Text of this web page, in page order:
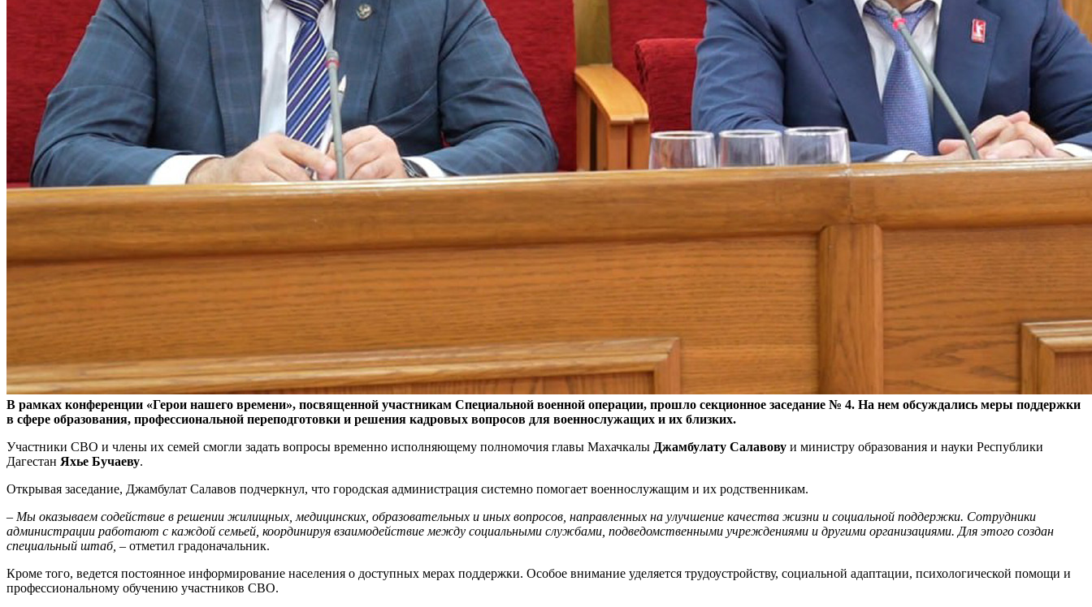
В рамках конференции «Герои нашего времени», посвященной участникам Специальной военной операции, прошло секционное заседание № 4. На нем обсуждались меры поддержки
в сфере образования, профессиональной переподготовки и решения кадровых вопросов для военнослужащих и их близких.
Участники СВО и члены их семей смогли задать вопросы временно исполняющему полномочия главы Махачкалы Джамбулату Салавову и министру образования и науки Республики
Дагестан Яхье Бучаеву.
Открывая заседание, Джамбулат Салавов подчеркнул, что городская администрация системно помогает военнослужащим и их родственникам.
– Мы оказываем содействие в решении жилищных, медицинских, образовательных и иных вопросов, направленных на улучшение качества жизни и социальной поддержки. Сотрудники
администрации работают с каждой семьей, координируя взаимодействие между социальными службами, подведомственными учреждениями и другими организациями. Для этого создан
специальный штаб, – отметил градоначальник.
Кроме того, ведется постоянное информирование населения о доступных мерах поддержки. Особое внимание уделяется трудоустройству, социальной адаптации, психологической помощи и
профессиональному обучению участников СВО.